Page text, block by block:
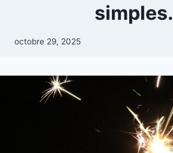
simples.
octobre 29, 2025